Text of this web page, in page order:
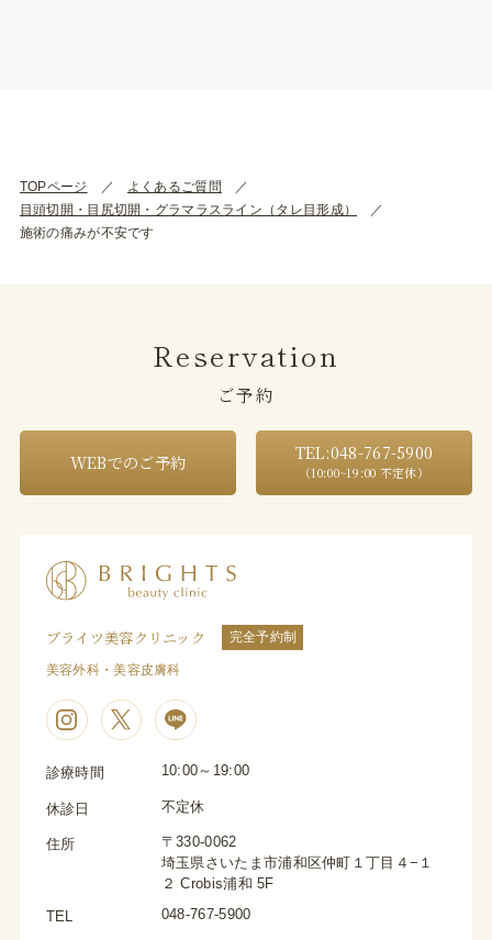
TOPページ
よくあるご質問
目頭切開・目尻切開・グラマラスライン（タレ目形成）
施術の痛みが不安です
Reservation
ご予約
WEBでのご予約 TEL:048-767-5900
（10:00~19:00 不定休）
ブライツ美容クリニック 完全予約制
美容外科・美容皮膚科
診療時間 10:00～19:00
休診日 不定休
住所
〒330-0062
埼玉県さいたま市浦和区仲町１丁目４−１
２ Crobis浦和 5F
TEL 048-767-5900